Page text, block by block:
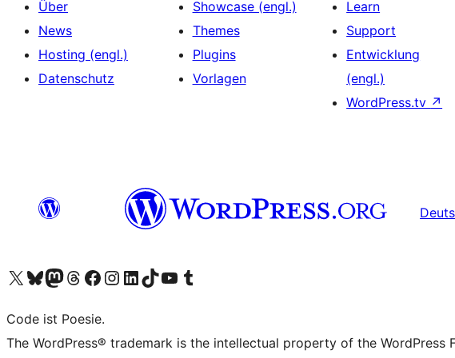
Über
News
Hosting (engl.)
Datenschutz
Showcase (engl.)
Themes
Plugins
Vorlagen
Learn
Support
Entwicklung
(engl.)
WordPress.tv ↗
Unser X-Konto (früher Twitter) besuchen
Unser Bluesky-Konto besuchen
Unser Mastodon-Konto besuchen
Unser Threads-Konto besuchen
Unsere Facebook-Seite besuchen
Unser Instagram-Konto besuchen
Unser LinkedIn-Konto besuchen
Unser TikTok-Konto besuchen
Unseren YouTube-Kanal besuchen
Unser Tumblr-Konto besuchen
Code ist Poesie.
The WordPress® trademark is the intellectual property of the WordPress